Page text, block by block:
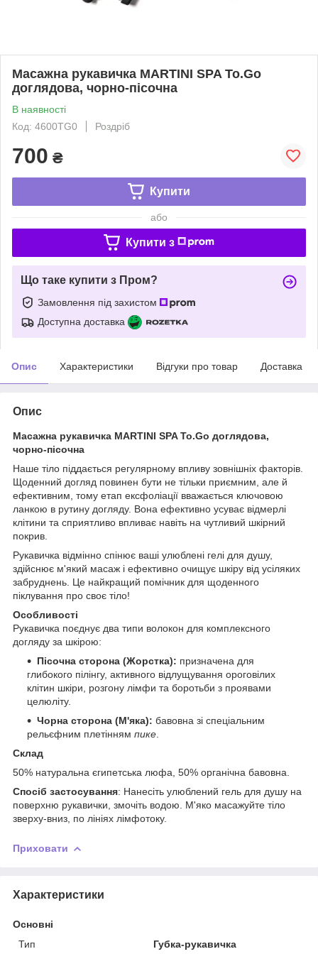
Масажна рукавичка MARTINI SPA To.Go
доглядова, чорно-пісочна
В наявності
Код: 4600TG0
Роздріб
700 ₴
Купити
або
Купити з
Що таке купити з Пром?
Замовлення під захистом
Доступна доставка
Опис Характеристики Відгуки про товар Доставка
Опис
Масажна рукавичка MARTINI SPA To.Go доглядова,
чорно-пісочна
Наше тіло піддається регулярному впливу зовнішніх факторів.
Щоденний догляд повинен бути не тільки приємним, але й
ефективним, тому етап ексфоліації вважається ключовою
ланкою в рутину догляду. Вона ефективно усуває відмерлі
клітини та сприятливо впливає навіть на чутливий шкірний
покрив.
Рукавичка відмінно спінює ваші улюблені гелі для душу,
здійснює м'який масаж і ефективно очищує шкіру від усіляких
забруднень. Це найкращий помічник для щоденного
піклування про своє тіло!
Особливості
Рукавичка поєднує два типи волокон для комплексного
догляду за шкірою:
Пісочна сторона (Жорстка): призначена для
глибокого пілінгу, активного відлущування ороговілих
клітин шкіри, розгону лімфи та боротьби з проявами
целюліту.
Чорна сторона (М'яка): бавовна зі спеціальним
рельєфним плетінням пике
Склад
50% натуральна єгипетська люфа, 50% органічна бавовна.
Спосіб застосування: Нанесіть улюблений гель для душу на
поверхню рукавички, змочіть водою. М'яко масажуйте тіло
зверху-вниз, по лініях лімфотоку.
Приховати
Характеристики
Основні
Тип
Губка-рукавичка